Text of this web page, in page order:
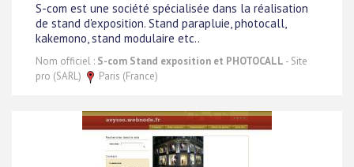
S-com est une société spécialisée dans la réalisation
de stand d'exposition. Stand parapluie, photocall,
kakemono, stand modulaire etc..
Nom officiel : S-com Stand exposition et PHOTOCALL - Site
pro (SARL)
Paris (France)